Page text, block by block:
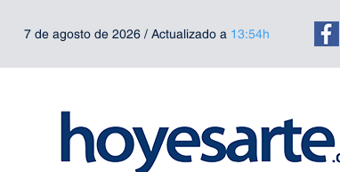
7 de agosto de 2026 / Actualizado a 13:54h